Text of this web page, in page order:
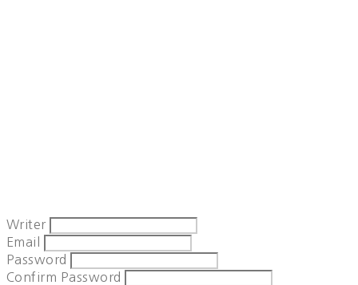
Writer
Email
Password
Confirm Password